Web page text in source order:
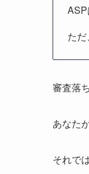
ASP
た
審査落
あなた
それで